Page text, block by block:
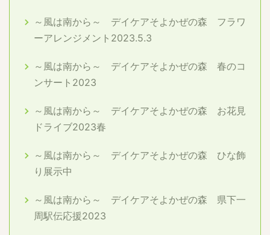
～風は南から～ デイケアそよかぜの森 フラワ
ーアレンジメント2023.5.3
～風は南から～ デイケアそよかぜの森 春のコ
ンサート2023
～風は南から～ デイケアそよかぜの森 お花見
ドライブ2023春
～風は南から～ デイケアそよかぜの森 ひな飾
り展示中
～風は南から～ デイケアそよかぜの森 県下一
周駅伝応援2023